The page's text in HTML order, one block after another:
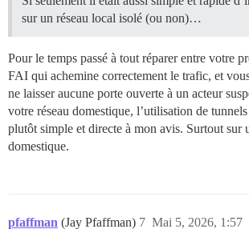
sur un réseau local isolé (ou non)…
Pour le temps passé à tout réparer entre votre
FAI qui achemine correctement le trafic, et
ne laisser aucune porte ouverte à un acteur
votre réseau domestique, l’utilisation de
plutôt simple et directe à mon avis. Surtout sur
domestique.
pfaffman (Jay Pfaffman) Mai 5, 2026, 1:57
7